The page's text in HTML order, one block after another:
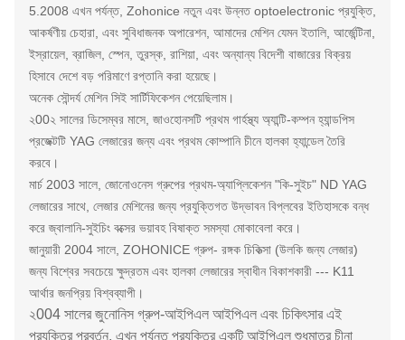
5.2008 এখন পর্যন্ত, Zohonice নতুন এবং উন্নত optoelectronic প্রযুক্তি,
আকর্ষণীয় চেহারা, এবং সুবিধাজনক অপারেশন, আমাদের মেশিন যেমন ইতালি, আর্জেন্টিনা,
ইস্রায়েল, ব্রাজিল, স্পেন, তুরস্ক, রাশিয়া, এবং অন্যান্য বিদেশী বাজারের বিক্রয়
হিসাবে দেশে বড় পরিমাণে রপ্তানি করা হয়েছে।
অনেক সৌন্দর্য মেশিন সিই সার্টিফিকেশন পেয়েছিলাম।
২00২ সালের ডিসেম্বর মাসে, জাওহোনসটি প্রথম গার্হস্থ্য অ্যান্টি-কম্পন হ্যান্ডপিস
প্রজেক্টটি YAG লেজারের জন্য এবং প্রথম কোম্পানি চীনে হালকা হ্যান্ডেল তৈরি
করবে।
মার্চ 2003 সালে, জোনোওনেস গ্রুপের প্রথম-অ্যাপ্লিকেশন "কি-সুইচ" ND YAG
লেজারের সাথে, লেজার মেশিনের জন্য প্রযুক্তিগত উদ্ভাবন বিপ্লবের ইতিহাসকে বন্ধ
করে জ্বালানি-সুইচিং বক্সের ভয়াবহ বিষাক্ত সমস্যা মোকাবেলা করে।
জানুয়ারী 2004 সালে, ZOHONICE গ্রুপ- রঙ্গক চিকিত্সা (উলকি জন্য লেজার)
জন্য বিশ্বের সবচেয়ে ক্ষুদ্রতম এবং হালকা লেজারের স্বাধীন বিকাশকারী --- K11
আর্থার জনপ্রিয় বিশ্বব্যাপী।
২004 সালের জুনোনিস গ্রুপ-আইপিএল আইপিএল এবং চিকিৎসার এই
প্রযুক্তির প্রবর্তন, এখন পর্যন্ত প্রযুক্তির একটি আইপিএল শুধুমাত্র চীনা